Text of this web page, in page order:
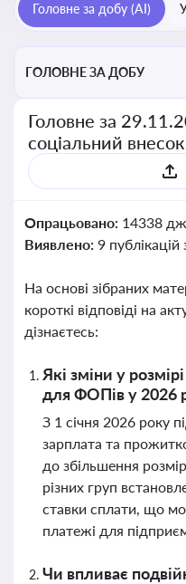
Головне за добу (AI)
ГОЛОВНЕ ЗА ДОБУ
Головне за
соціальний внесок
Опрацьовано: 14338
Виявлено: 9
На основі зібраних
короткі відповіді на
дізнаєтесь:
Які зміни у
для ФОПів у 2026
З 1 січня 2026 року
зарплата та
до збільшення
різних груп
ставки сплати, що
платежі для
Чи впливає